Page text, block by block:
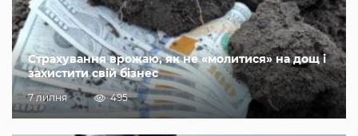
Страхування врожаю, як не «молитися» на дощ і
захистити свій бізнес
7 липня 495